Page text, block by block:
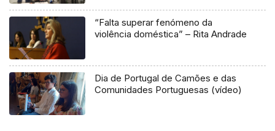
“Falta superar fenómeno da
violência doméstica” – Rita Andrade
Dia de Portugal de Camões e das
Comunidades Portuguesas (vídeo)